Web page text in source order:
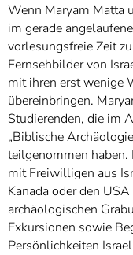
Wenn Maryam Matta
im gerade
vorlesungsfreie Zeit
Fernsehbilder von
mit ihren erst wenige
übereinbringen.
Studierenden, die im
„Biblische
teilgenommen
mit Freiwilligen aus
Kanada oder den
archäologischen
Exkursionen sowie
Persönlichkeiten